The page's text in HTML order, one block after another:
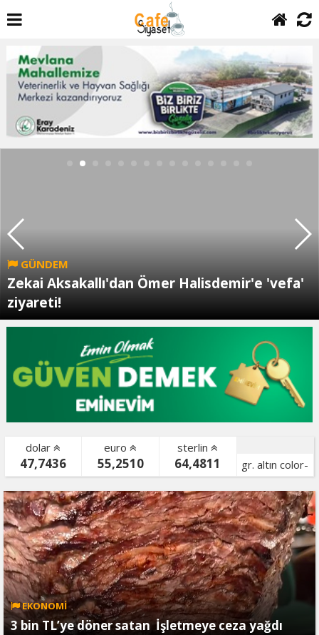
GÜNDEM
Zekai Aksakallı'dan Ömer Halisdemir'e 'vefa'
ziyareti!
dolar
47,7436
euro
55,2510
sterlin
64,4811
gr. altın color-
bist color-
EKONOMİ
3 bin TL’ye döner satan İşletmeye ceza yağdı